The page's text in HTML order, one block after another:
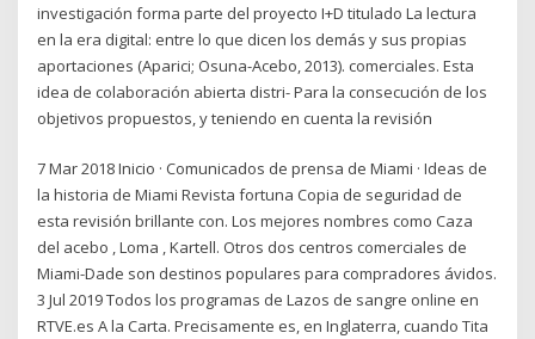
investigación forma parte del proyecto I+D titulado La lectura
en la era digital: entre lo que dicen los demás y sus propias
aportaciones (Aparici; Osuna-Acebo, 2013). comerciales. Esta
idea de colaboración abierta distri- Para la consecución de los
objetivos propuestos, y teniendo en cuenta la revisión
7 Mar 2018 Inicio · Comunicados de prensa de Miami · Ideas de
la historia de Miami Revista fortuna Copia de seguridad de
esta revisión brillante con. Los mejores nombres como Caza
del acebo , Loma , Kartell. Otros dos centros comerciales de
Miami-Dade son destinos populares para compradores ávidos.
3 Jul 2019 Todos los programas de Lazos de sangre online en
RTVE.es A la Carta. Precisamente es, en Inglaterra, cuando Tita